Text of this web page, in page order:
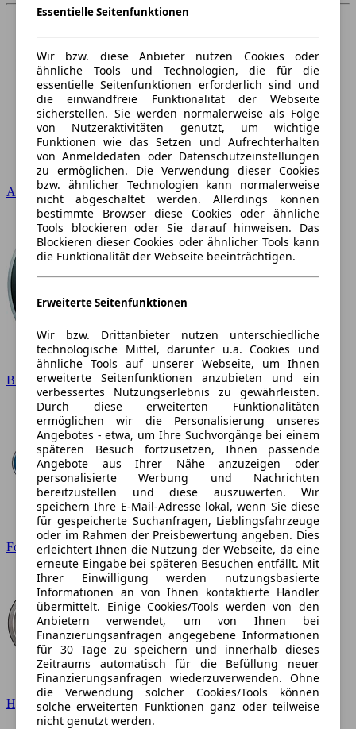
Audi
BMW
Ford
Hyundai
Essentielle Seitenfunktionen
Wir bzw. diese Anbieter nutzen Cookies oder
ähnliche Tools und Technologien, die für die
essentielle Seitenfunktionen erforderlich sind und
die einwandfreie Funktionalität der Webseite
sicherstellen. Sie werden normalerweise als Folge
von Nutzeraktivitäten genutzt, um wichtige
Funktionen wie das Setzen und Aufrechterhalten
von Anmeldedaten oder Datenschutzeinstellungen
zu ermöglichen. Die Verwendung dieser Cookies
bzw. ähnlicher Technologien kann normalerweise
nicht abgeschaltet werden. Allerdings können
bestimmte Browser diese Cookies oder ähnliche
Tools blockieren oder Sie darauf hinweisen. Das
Blockieren dieser Cookies oder ähnlicher Tools kann
die Funktionalität der Webseite beeinträchtigen.
Erweiterte Seitenfunktionen
Wir bzw. Drittanbieter nutzen unterschiedliche
technologische Mittel, darunter u.a. Cookies und
ähnliche Tools auf unserer Webseite, um Ihnen
erweiterte Seitenfunktionen anzubieten und ein
verbessertes Nutzungserlebnis zu gewährleisten.
Durch diese erweiterten Funktionalitäten
ermöglichen wir die Personalisierung unseres
Angebotes - etwa, um Ihre Suchvorgänge bei einem
späteren Besuch fortzusetzen, Ihnen passende
Angebote aus Ihrer Nähe anzuzeigen oder
personalisierte Werbung und Nachrichten
bereitzustellen und diese auszuwerten. Wir
speichern Ihre E-Mail-Adresse lokal, wenn Sie diese
für gespeicherte Suchanfragen, Lieblingsfahrzeuge
oder im Rahmen der Preisbewertung angeben. Dies
erleichtert Ihnen die Nutzung der Webseite, da eine
erneute Eingabe bei späteren Besuchen entfällt. Mit
Ihrer Einwilligung werden nutzungsbasierte
Informationen an von Ihnen kontaktierte Händler
übermittelt. Einige Cookies/Tools werden von den
Anbietern verwendet, um von Ihnen bei
Finanzierungsanfragen angegebene Informationen
für 30 Tage zu speichern und innerhalb dieses
Zeitraums automatisch für die Befüllung neuer
Finanzierungsanfragen wiederzuverwenden. Ohne
die Verwendung solcher Cookies/Tools können
solche erweiterten Funktionen ganz oder teilweise
nicht genutzt werden.